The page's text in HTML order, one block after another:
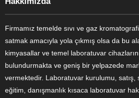
Firmamız temelde sıvı ve gaz
satmak amacıyla yola çıkmış olsa da bu
kimyasallar ve temel laboratuvar
bulundurmakta ve geniş bir yelpazede
vermektedir. Laboratuvar kurulumu, satış,
eğitim, danışmanlık kısaca laboratuvar